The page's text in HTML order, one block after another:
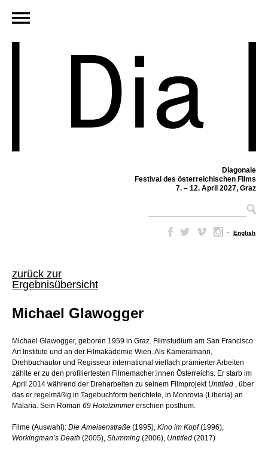
Diagonale
Festival des österreichischen Films
7. – 12. April 2027, Graz
– English
zurück zur
Ergebnisübersicht
Michael Glawogger
Michael Glawogger, geboren 1959 in Graz. Filmstudium am San Francisco
Art Institute und an der Filmakademie Wien. Als Kameramann,
Drehbuchautor und Regisseur international vielfach prämierter Arbeiten
zählte er zu den profiliertesten Filmemacher:innen Österreichs. Er starb im
April 2014 während der Dreharbeiten zu seinem Filmprojekt Untitled , über
das er regelmäßig in Tagebuchform berichtete, in Monrovia (Liberia) an
Malaria. Sein Roman 69 Hotelzimmererschien posthum.
Filme (Auswahl): Die Ameisenstraße (1995), Kino im Kopf(1996),
Workingman’s Death (2005), Slumming (2006), Untitled (2017)